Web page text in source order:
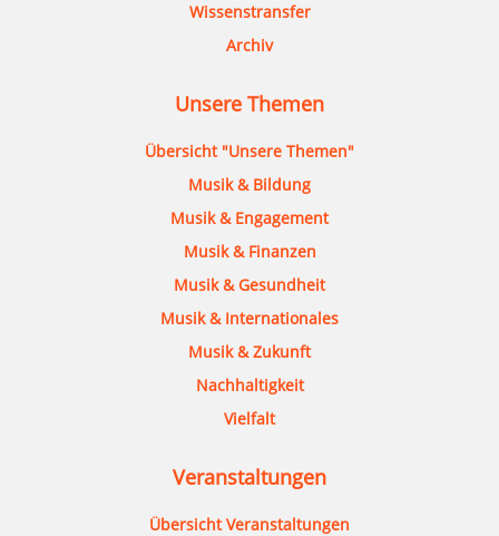
Wissenstransfer
Archiv
Unsere Themen
Übersicht "Unsere Themen"
Musik & Bildung
Musik & Engagement
Musik & Finanzen
Musik & Gesundheit
Musik & Internationales
Musik & Zukunft
Nachhaltigkeit
Vielfalt
Veranstaltungen
Übersicht Veranstaltungen